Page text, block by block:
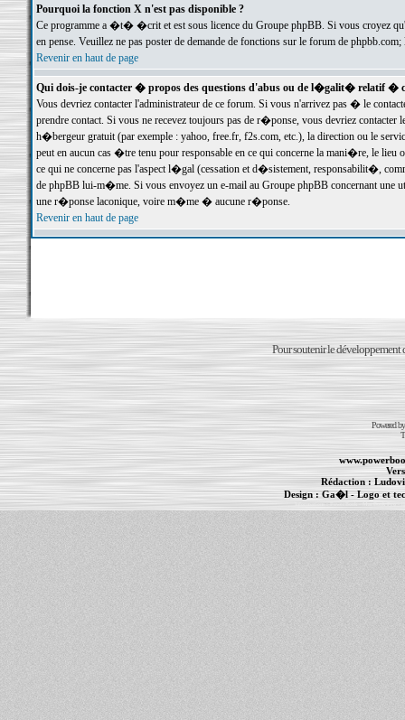
Pourquoi la fonction X n'est pas disponible ?
Ce programme a �t� �crit et est sous licence du Groupe phpBB. Si vous croyez
en pense. Veuillez ne pas poster de demande de fonctions sur le forum de
Revenir en haut de page
Qui dois-je contacter � propos des questions d'abus ou de l�galit� relatif �
Vous devriez contacter l'administrateur de ce forum. Si vous n'arrivez pas � le
prendre contact. Si vous ne recevez toujours pas de r�ponse, vous devriez
h�bergeur gratuit (par exemple : yahoo, free.fr, f2s.com, etc.), la direction ou le
peut en aucun cas �tre tenu pour responsable en ce qui concerne la mani�re, le
ce qui ne concerne pas l'aspect l�gal (cessation et d�sistement, responsabilit�,
de phpBB lui-m�me. Si vous envoyez un e-mail au Groupe phpBB concernant une
une r�ponse laconique, voire m�me � aucune r�ponse.
Revenir en haut de page
Pour soutenir le développement
Powered
Rédaction :
Design :Ga�l- Logo et
Informations :